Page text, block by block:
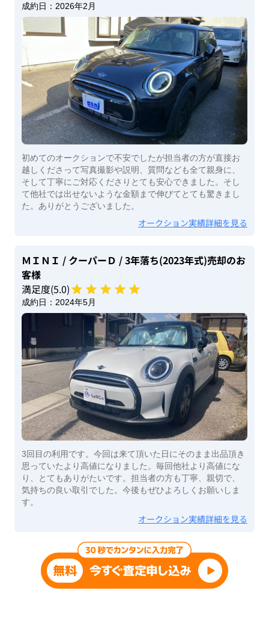
成約日： 2026年2月
初めてのオークションで不安でしたが担当者の方が直接お
越しくださって写真撮影や説明、質問なども全て親身に、
そして丁寧にご対応くださりとても安心できました。そし
て他社では出せないような金額まで伸びてとても驚きまし
た。ありがとうございました。
オークション実績詳細を見る
ＭＩＮＩ / クーパーＤ / 3年落ち(2023年式)売却のお
客様
満足度(5.0)
成約日： 2024年5月
3回目の利用です。今回は来て頂いた日にそのまま出品頂き
思っていたより高値になりました。毎回他社より高値にな
り、とてもありがたいです。担当者の方も丁寧、親切で、
気持ちの良い取引でした。今後もぜひよろしくお願いしま
す。
オークション実績詳細を見る